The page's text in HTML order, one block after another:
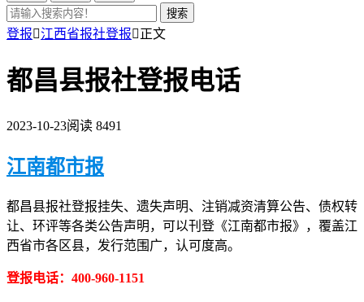
搜索
登报江西省报社登报正文
都昌县报社登报电话
2023-10-23阅读 8491
江南都市报
都昌县报社登报挂失、遗失声明、注销减资清算公告、债权转
让、环评等各类公告声明，可以刊登《江南都市报》，覆盖江
西省市各区县，发行范围广，认可度高。
登报电话：400-960-1151